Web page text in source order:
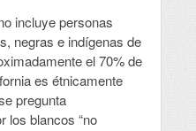
incluye personas
negras e indígenas de
el 70% de
es étnicamente
pregunta
los blancos “no